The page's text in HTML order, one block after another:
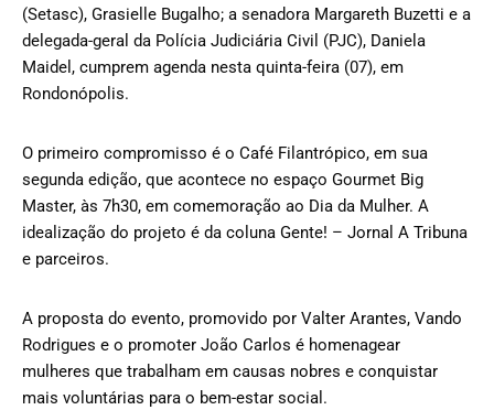
(Setasc), Grasielle Bugalho; a senadora Margareth Buzetti e a
delegada-geral da Polícia Judiciária Civil (PJC), Daniela
Maidel, cumprem agenda nesta quinta-feira (07), em
Rondonópolis.
O primeiro compromisso é o Café Filantrópico, em sua
segunda edição, que acontece no espaço Gourmet Big
Master, às 7h30, em comemoração ao Dia da Mulher. A
idealização do projeto é da coluna Gente! – Jornal A Tribuna
e parceiros.
A proposta do evento, promovido por Valter Arantes, Vando
Rodrigues e o promoter João Carlos é homenagear
mulheres que trabalham em causas nobres e conquistar
mais voluntárias para o bem-estar social.